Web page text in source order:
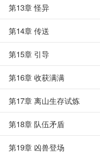
第13章 怪异
第14章 传送
第15章 引导
第16章 收获满满
第17章 离山生存试炼
第18章 队伍矛盾
第19章 凶兽登场